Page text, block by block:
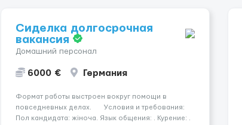
Сиделка долгосрочная
вакансия
Домашний персонал
6000 € Германия
Формат работы выстроен вокруг помощи в
повседневных делах. Условия и требования:
Пол кандидата: жіноча. Язык общения: . Курение: .